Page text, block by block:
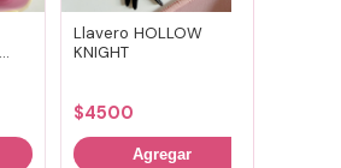
Llavero HOLLOW
KNIGHT
$4500
Agregar